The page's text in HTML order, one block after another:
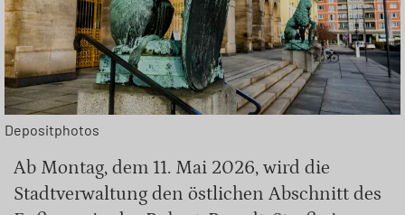
Depositphotos
Ab Montag, dem 11. Mai 2026, wird die
Stadtverwaltung den östlichen Abschnitt des